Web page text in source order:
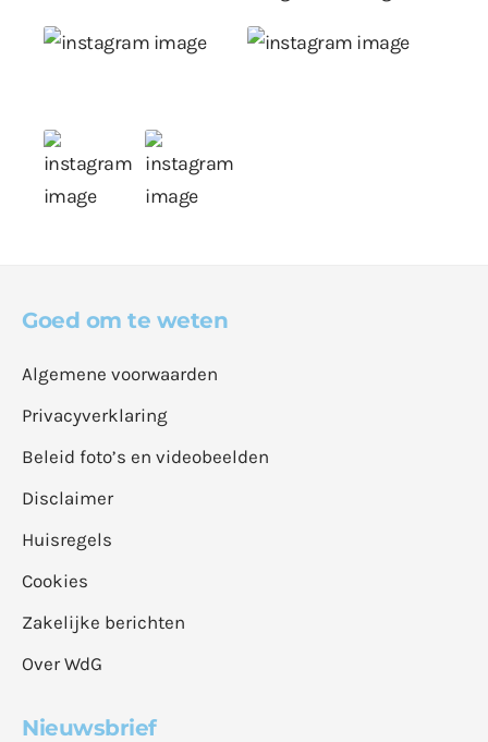
Goed om te weten
Algemene voorwaarden
Privacyverklaring
Beleid foto’s en videobeelden
Disclaimer
Huisregels
Cookies
Zakelijke berichten
Over WdG
Nieuwsbrief